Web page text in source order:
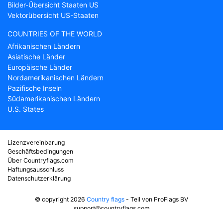
Bilder-Übersicht Staaten US
Vektorübersicht US-Staaten
COUNTRIES OF THE WORLD
Afrikanischen Ländern
Asiatische Länder
Europäische Länder
Nordamerikanischen Ländern
Pazifische Inseln
Südamerikanischen Ländern
U.S. States
Lizenzvereinbarung
Geschäftsbedingungen
Über Countryflags.com
Haftungsausschluss
Datenschutzerklärung
© copyright 2026 Country flags - Teil von ProFlags BV